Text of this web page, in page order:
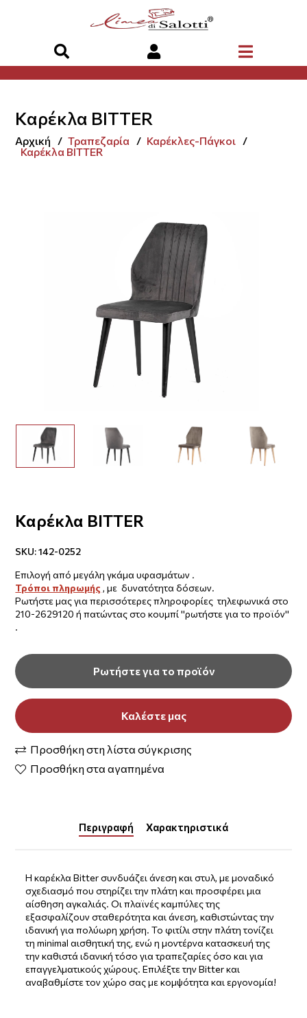
Καρέκλα BITTER
Αρχική Τραπεζαρία
Καρέκλες-Πάγκοι
Καρέκλα BITTER
Καρέκλα BITTER
SKU:142-0252
Επιλογή από μεγάλη γκάμα υφασμάτων .
Τρόποι πληρωμής , με δυνατότητα δόσεων.
Ρωτήστε μας για περισσότερες πληροφορίες τηλεφωνικά στο
210-2629120 ή πατώντας στο κουμπί ''ρωτήστε για το προϊόν''
.
Ρωτήστε για το προϊόν
Καλέστε μας
Προσθήκη στη λίστα σύγκρισης
Προσθήκη στα αγαπημένα
Περιγραφή Χαρακτηριστικά
Η καρέκλα Bitter συνδυάζει άνεση και στυλ, με μοναδικό
σχεδιασμό που στηρίζει την πλάτη και προσφέρει μια
αίσθηση αγκαλιάς. Οι πλαϊνές καμπύλες της
εξασφαλίζουν σταθερότητα και άνεση, καθιστώντας την
ιδανική για πολύωρη χρήση. Το φιτίλι στην πλάτη τονίζει
τη minimal αισθητική της, ενώ η μοντέρνα κατασκευή της
την καθιστά ιδανική τόσο για τραπεζαρίες όσο και για
επαγγελματικούς χώρους. Επιλέξτε την Bitter και
αναβαθμίστε τον χώρο σας με κομψότητα και εργονομία!